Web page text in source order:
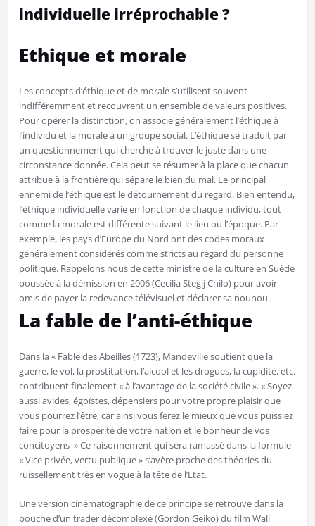
individuelle irréprochable ?
Ethique et morale
Les concepts d’éthique et de morale s’utilisent souvent
indifféremment et recouvrent un ensemble de valeurs positives.
Pour opérer la distinction, on associe généralement l’éthique à
l’individu et la morale à un groupe social. L’éthique se traduit par
un questionnement qui cherche à trouver le juste dans une
circonstance donnée. Cela peut se résumer à la place que chacun
attribue à la frontière qui sépare le bien du mal. Le principal
ennemi de l’éthique est le détournement du regard. Bien entendu,
l’éthique individuelle varie en fonction de chaque individu, tout
comme la morale est différente suivant le lieu ou l’époque. Par
exemple, les pays d’Europe du Nord ont des codes moraux
généralement considérés comme stricts au regard du personne
politique. Rappelons nous de cette ministre de la culture en Suède
poussée à la démission en 2006 (Cecilia Stegij Chilo) pour avoir
omis de payer la redevance télévisuel et déclarer sa nounou.
La fable de l’anti-éthique
Dans la « Fable des Abeilles (1723), Mandeville soutient que la
guerre, le vol, la prostitution, l’alcool et les drogues, la cupidité, etc.
contribuent finalement « à l’avantage de la société civile ». « Soyez
aussi avides, égoïstes, dépensiers pour votre propre plaisir que
vous pourrez l’être, car ainsi vous ferez le mieux que vous puissiez
faire pour la prospérité de votre nation et le bonheur de vos
concitoyens » Ce raisonnement qui sera ramassé dans la formule
« Vice privée, vertu publique » s’avère proche des théories du
ruissellement très en vogue à la tête de l’Etat.
Une version cinématographie de ce principe se retrouve dans la
bouche d’un trader décomplexé (Gordon Geiko) du film Wall